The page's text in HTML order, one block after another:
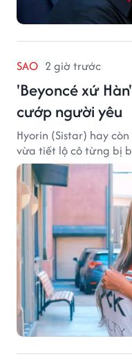
SAO 2 giờ trước
'Beyoncé xứ
cướp người yêu
Hyorin (Sistar) hay
vừa tiết lộ cô từng bị